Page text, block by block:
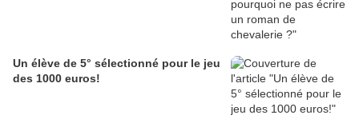
Un élève de 5° sélectionné pour le jeu
des 1000 euros!